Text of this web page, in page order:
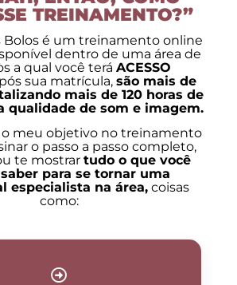
TREINAMENTO?”
Bolos é um treinamento online
dentro de uma área de
a qual você terá ACESSO
sua matrícula, são mais de
mais de 120 horas de
qualidade de som e imagem.
meu objetivo no treinamento
o passo a passo completo,
te mostrar tudo o que você
para se tornar uma
especialista na área,coisas
como: